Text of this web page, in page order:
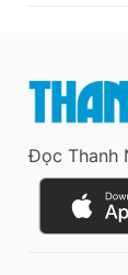
Đọc Thanh